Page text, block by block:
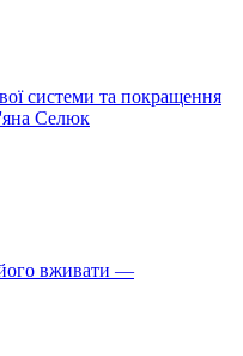
системи та покращення
Селюк
його вживати —